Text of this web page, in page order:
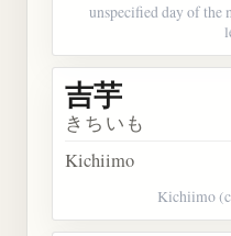
unspecified day of the
吉芋
きちいも
Kichiimo
Kichiimo